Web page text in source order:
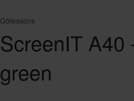
Götessons
ScreenIT A40
green